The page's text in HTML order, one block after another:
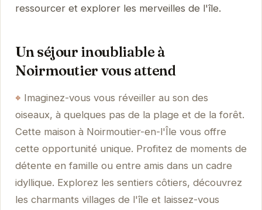
ressourcer et explorer les merveilles de l'île.
Un séjour inoubliable à
Noirmoutier vous attend
Imaginez-vous vous réveiller au son des
oiseaux, à quelques pas de la plage et de la forêt.
Cette maison à Noirmoutier-en-l'Île vous offre
cette opportunité unique. Profitez de moments de
détente en famille ou entre amis dans un cadre
idyllique. Explorez les sentiers côtiers, découvrez
les charmants villages de l'île et laissez-vous